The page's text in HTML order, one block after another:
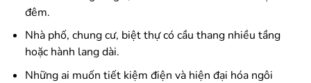
đêm.
Nhà phố, chung cư, biệt thự có cầu thang nhiều tầng
hoặc hành lang dài.
Những ai muốn tiết kiệm điện và hiện đại hóa ngôi